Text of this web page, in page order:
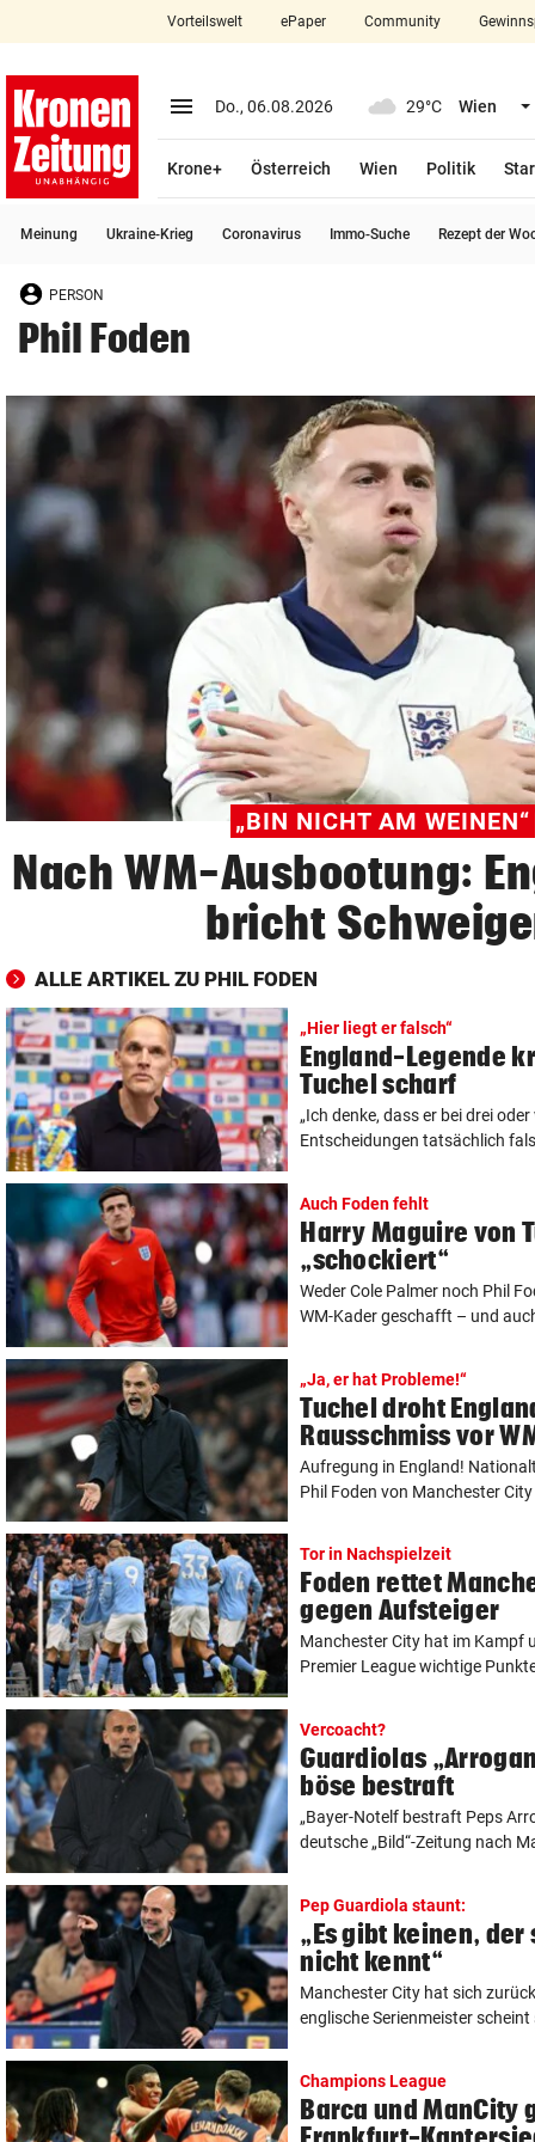
closeSchließen
account_circle Anmelden
arrow_right
bookmark Merkliste
search
Suchbegriff
eingeben
© Krone Multimedia GmbH & Co KG 2026
Vorteilswelt ePaper Community
menu Menü aufklappen
Do., 06.08.2026 29°C Wien
Krone+ Österreich Wien Politik
Meinung Ukraine-Krieg Coronavirus Immo-Suche Rezept der
PERSON
Phil Foden
„BIN NICHT AM WEINEN“
Nach WM-Ausbootung:
bricht
ALLE ARTIKEL ZU PHIL FODEN
„Hier liegt er falsch“
England-Legende
Tuchel scharf
„Ich denke, dass er bei drei
Entscheidungen tatsächlich
Auch Foden fehlt
Harry Maguire von
„schockiert“
Weder Cole Palmer noch Phil
WM-Kader geschafft – und
„Ja, er hat Probleme!“
Tuchel droht
Rausschmiss vor
Aufregung in England!
Phil Foden von Manchester
Tor in Nachspielzeit
Foden rettet
gegen Aufsteiger
Manchester City hat im Kampf
Premier League wichtige
Vercoacht?
Guardiolas
böse bestraft
„Bayer-Notelf bestraft Peps
deutsche „Bild“-Zeitung nach
Pep Guardiola staunt:
„Es gibt keinen,
nicht kennt“
Manchester City hat sich
englische Serienmeister
Champions League
Barca und ManCity